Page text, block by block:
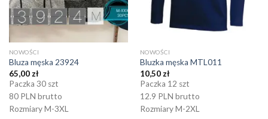
NOWOŚCI
Bluza męska 23924
65,00 zł
Paczka 30 szt
80 PLN brutto
Rozmiary M-3XL
NOWOŚCI
Bluzka męska MTL011
10,50 zł
Paczka 12 szt
12.9 PLN brutto
Rozmiary M-2XL